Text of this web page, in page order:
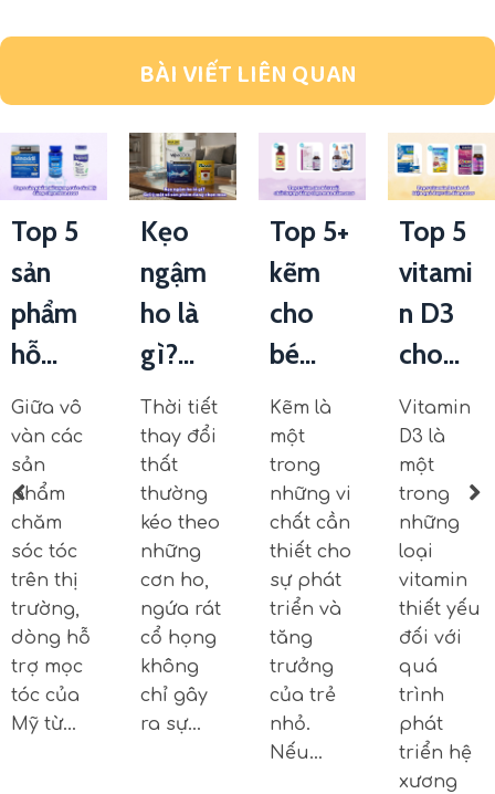
BÀI VIẾT LIÊN QUAN
Top 5
sản
phẩm
hỗ...
Giữa vô
vàn các
sản
phẩm
chăm
sóc tóc
trên thị
trường,
dòng hỗ
trợ mọc
tóc của
Mỹ từ…
Kẹo
ngậm
ho là
gì?...
Thời tiết
thay đổi
thất
thường
kéo theo
những
cơn ho,
ngứa rát
cổ họng
không
chỉ gây
ra sự…
Top 5+
kẽm
cho
bé...
Kẽm là
một
trong
những vi
chất cần
thiết cho
sự phát
triển và
tăng
trưởng
của trẻ
nhỏ.
Nếu…
Top 5
vitami
n D3
cho...
Vitamin
D3 là
một
trong
những
loại
vitamin
thiết yếu
đối với
quá
trình
phát
triển hệ
xương